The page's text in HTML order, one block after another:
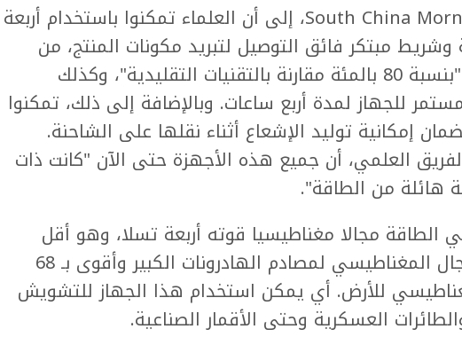
وتشير صحيفة South China Morning Post، إلى أن العلماء تمكنوا باستخدام أربعة
مبتكر فائق التوصيل لتبريد مكونات المنتج، من
تقليل استهلاك الطاقة "بنسبة 80 بالمئة مقارنة بالتقنيات التقليدية"، وكذلك
للجهاز لمدة أربع ساعات. وبالإضافة إلى ذلك، تمكنوا
إمكانية توليد الإشعاع أثناء نقلها على الشاحنة.
العلمي، أن جميع هذه الأجهزة حتى الآن "كانت ذات
هائلة من الطاقة".
الطاقة مجالا مغناطيسيا قوته أربعة تسلا، وهو أقل
بقليل من نصف قوة المجال المغناطيسي لمصادم الهادرونات الكبير وأقوى بـ 68
للأرض. أي يمكن استخدام هذا الجهاز للتشويش
العسكرية وحتى الأقمار الصناعية.